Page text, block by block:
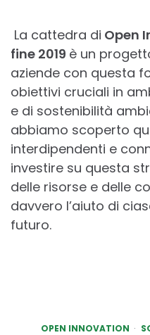
La cattedra di Open
fine 2019 è un
aziende con questa
obiettivi cruciali in
e di sostenibilità
abbiamo scoperto
interdipendenti e
investire su questa
delle risorse e delle
davvero l’aiuto di
futuro.
OPEN INNOVATION